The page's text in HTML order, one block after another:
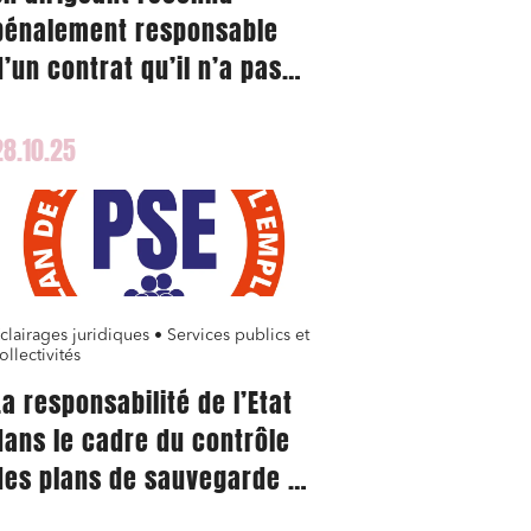
responsable
contrat qu’il n’a pas
juridiques • Services publics et
responsabilité de l’Etat
le cadre du contrôle
plans de sauvegarde de